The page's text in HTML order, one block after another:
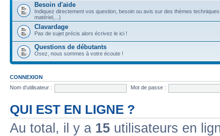
Besoin d'aide
Indiquez directement vos question, besoin ou avis sur des thèmes
matériel,...)
Clavardage
Pas de sujet précis alors écrivez le ici !
Questions de débutants
Osez, nous sommes à votre écoute !
CONNEXION
Nom d’utilisateur :
Mot de passe :
QUI EST EN LIGNE ?
Au total, il y a 15 utilisateurs en